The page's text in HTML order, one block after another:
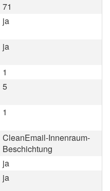
71
ja
ja
1
5
1
CleanEmail-Innenraum-
Beschichtung
ja
ja